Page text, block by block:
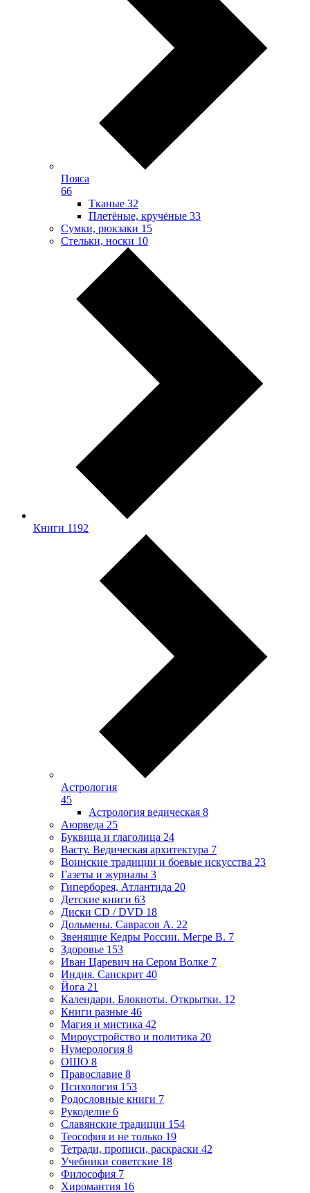
Пояса
66
Тканые 32
Плетёные, кручёные 33
Сумки, рюкзаки 15
Стельки, носки 10
Книги 1192
Астрология
45
Астрология ведическая 8
Аюрведа 25
Буквица и глаголица 24
Васту. Ведическая архитектура 7
Воинские традиции и боевые искусства 23
Газеты и журналы 3
Гиперборея, Атлантида 20
Детские книги 63
Диски CD / DVD 18
Дольмены. Саврасов А. 22
Звенящие Кедры России. Мегре В. 7
Здоровье 153
Иван Царевич на Сером Волке 7
Индия. Санскрит 40
Йога 21
Календари. Блокноты. Открытки. 12
Книги разные 46
Магия и мистика 42
Мироустройство и политика 20
Нумерология 8
ОШО 8
Православие 8
Психология 153
Родословные книги 7
Рукоделие 6
Славянские традиции 154
Теософия и не только 19
Тетради, прописи, раскраски 42
Учебники советские 18
Философия 7
Хиромантия 16